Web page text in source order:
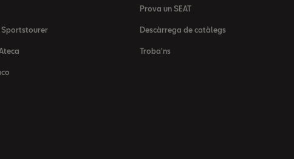
Sportstourer
Prova un SEAT
Descàrrega de catàlegs
Troba'ns